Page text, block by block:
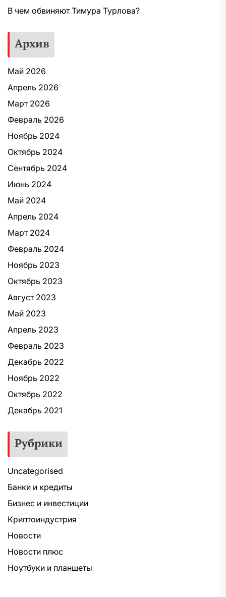
В чем обвиняют Тимура Турлова?
Архив
Май 2026
Апрель 2026
Март 2026
Февраль 2026
Ноябрь 2024
Октябрь 2024
Сентябрь 2024
Июнь 2024
Май 2024
Апрель 2024
Март 2024
Февраль 2024
Ноябрь 2023
Октябрь 2023
Август 2023
Май 2023
Апрель 2023
Февраль 2023
Декабрь 2022
Ноябрь 2022
Октябрь 2022
Декабрь 2021
Рубрики
Uncategorised
Банки и кредиты
Бизнес и инвестиции
Криптоиндустрия
Новости
Новости плюс
Ноутбуки и планшеты